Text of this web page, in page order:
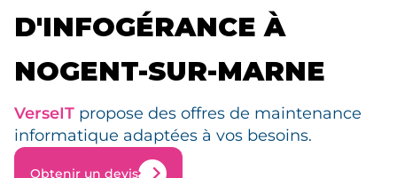
D'INFOGÉRANCE À
NOGENT-SUR-MARNE
VerseIT propose des offres de maintenance
informatique adaptées à vos besoins.
Obtenir un devis